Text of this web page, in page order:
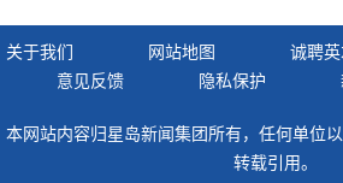
关于我们 网站地图 诚聘
意见反馈
隐私保护
本网站内容归星岛新闻集团所有，任何单位
转载引用。